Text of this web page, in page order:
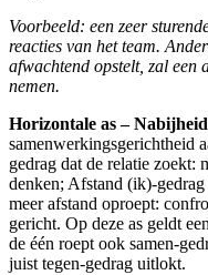
Voorbeeld: een zeer
reacties van het team.
afwachtend opstelt, zal een
nemen.
Horizontale as –
samenwerkingsgerichtheid
gedrag dat de relatie zoekt:
denken; Afstand (ik)-
meer afstand oproept:
gericht. Op deze as geldt
de één roept ook samen-
juist tegen-gedrag uitlokt.